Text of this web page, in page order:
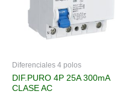
Diferenciales 4 polos
DIF.PURO 4P 25A 300mA
CLASE AC